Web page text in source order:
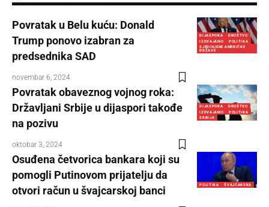
DIJASPORA
DRUŠTVO
IZDVAJAMO
POLITIKA
SJEDINJENE AMERIČKE
DRŽAVE
Povratak u Belu kuću: Donald
Trump ponovo izabran za
predsednika SAD
novembar 6, 2024
DIJASPORA
DRUŠTVO
IZDVAJAMO
POLITIKA
SRBIJA
Povratak obaveznog vojnog roka:
Državljani Srbije u dijaspori takođe
na pozivu
oktobar 3, 2024
POLITIKA ŠVAJCARSKA
Osuđena četvorica bankara koji su
pomogli Putinovom prijatelju da
otvori račun u švajcarskoj banci